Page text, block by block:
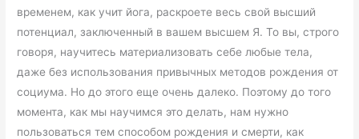
временем, как учит йога, раскроете весь свой высший
потенциал, заключенный в вашем высшем Я. То вы, строго
говоря, научитесь материализовать себе любые тела,
даже без использования привычных методов рождения от
социума. Но до этого еще очень далеко. Поэтому до того
момента, как мы научимся это делать, нам нужно
пользоваться тем способом рождения и смерти, как